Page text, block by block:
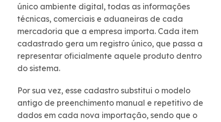
único ambiente digital, todas as informações
técnicas, comerciais e aduaneiras de cada
mercadoria que a empresa importa. Cada item
cadastrado gera um registro único, que passa a
representar oficialmente aquele produto dentro
do sistema.
Por sua vez, esse cadastro substitui o modelo
antigo de preenchimento manual e repetitivo de
dados em cada nova importação, sendo que o